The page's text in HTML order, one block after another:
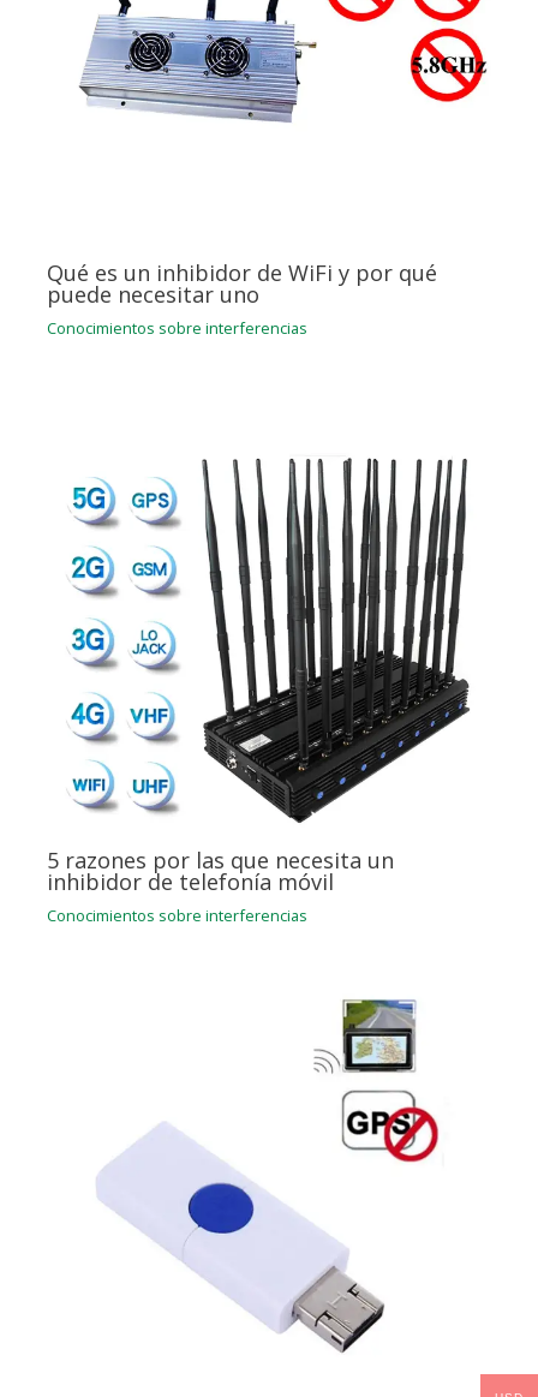
Qué es un inhibidor de WiFi y por qué
puede necesitar uno
Conocimientos sobre interferencias
5 razones por las que necesita un
inhibidor de telefonía móvil
Conocimientos sobre interferencias